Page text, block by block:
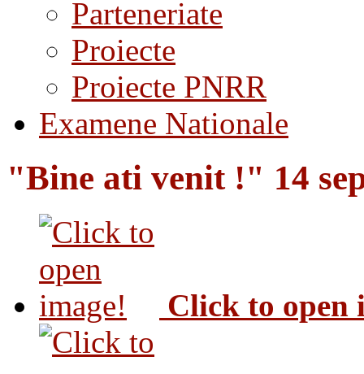
Parteneriate
Proiecte
Proiecte PNRR
Examene Nationale
"Bine ati venit !" 14
Click to open